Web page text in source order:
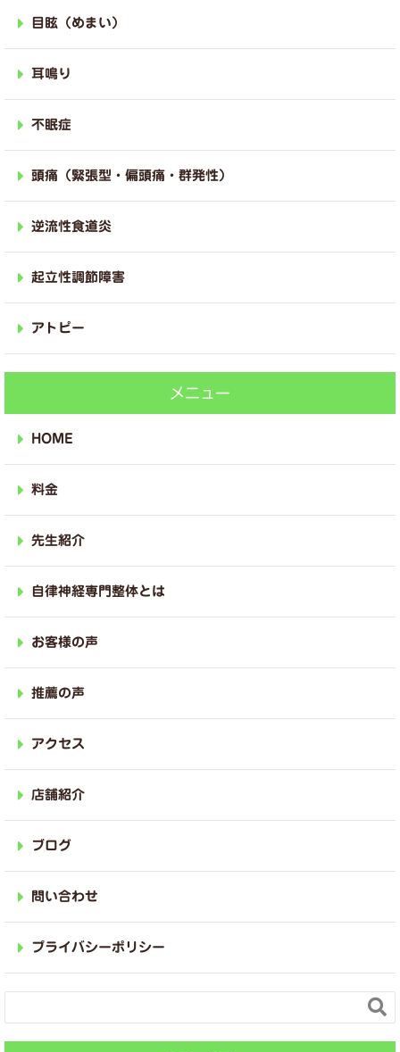
目眩（めまい）
耳鳴り
不眠症
頭痛（緊張型・偏頭痛・群発性）
逆流性食道炎
起立性調節障害
アトピー
メニュー
HOME
料金
先生紹介
自律神経専門整体とは
お客様の声
推薦の声
アクセス
店舗紹介
ブログ
問い合わせ
プライバシーポリシー
